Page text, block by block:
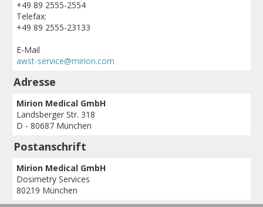
+49 89 2555-2554
Telefax:
+49 89 2555-23133
E-Mail
awst-service@mirion.com
Adresse
Mirion Medical GmbH
Landsberger Str. 318
D - 80687 München
Postanschrift
Mirion Medical GmbH
Dosimetry Services
80219 München